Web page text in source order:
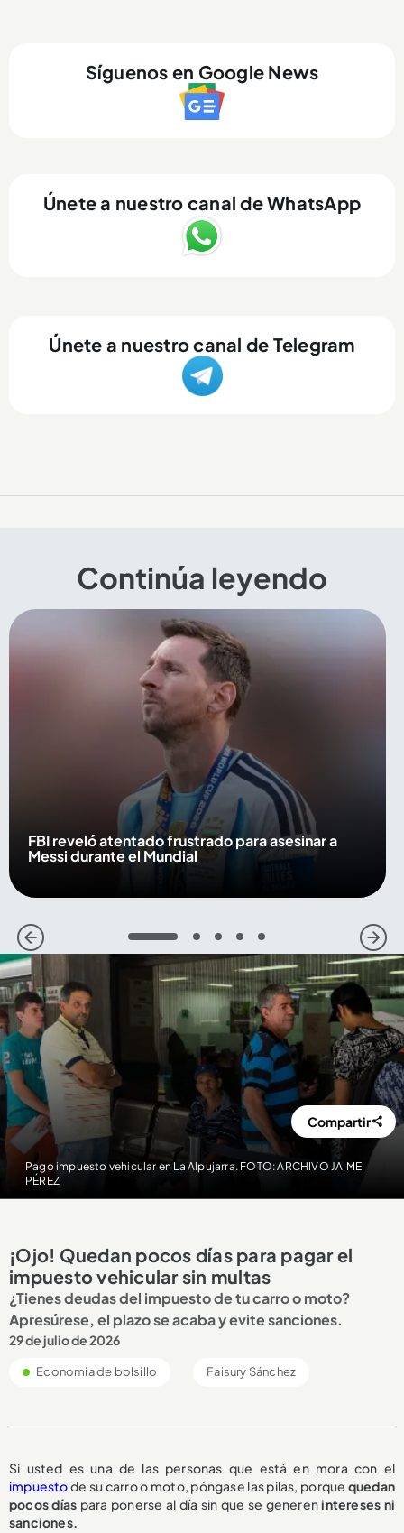
Síguenos en Google News
Únete a nuestro canal de WhatsApp
Únete a nuestro canal de Telegram
Continúa leyendo
FBI reveló atentado frustrado para asesinar a
Messi durante el Mundial
1 2 3 4 5
Pago impuesto vehicular en La Alpujarra. FOTO: ARCHIVO JAIME
PÉREZ
Compartir
¡Ojo! Quedan pocos días para pagar el
impuesto vehicular sin multas
¿Tienes deudas del impuesto de tu carro o moto?
Apresúrese, el plazo se acaba y evite sanciones.
29 de julio de 2026
Economia de bolsillo Faisury Sánchez
Si usted es una de las personas que está en mora con el
impuestode su carro o moto, póngase las pilas, porque quedan
pocos días para ponerse al día sin que se generenintereses ni
sanciones.